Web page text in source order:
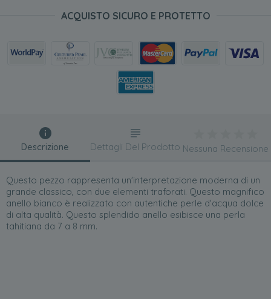
ACQUISTO SICURO E PROTETTO
Descrizione
Questo pezzo rappresenta un'interpretazione moderna di un
grande classico, con due elementi traforati. Questo magnifico
anello bianco è realizzato con autentiche perle d'acqua dolce
di alta qualità. Questo splendido anello esibisce una perla
tahitiana da 7 a 8 mm.
Dettagli Del Prodotto Nessuna Recensione